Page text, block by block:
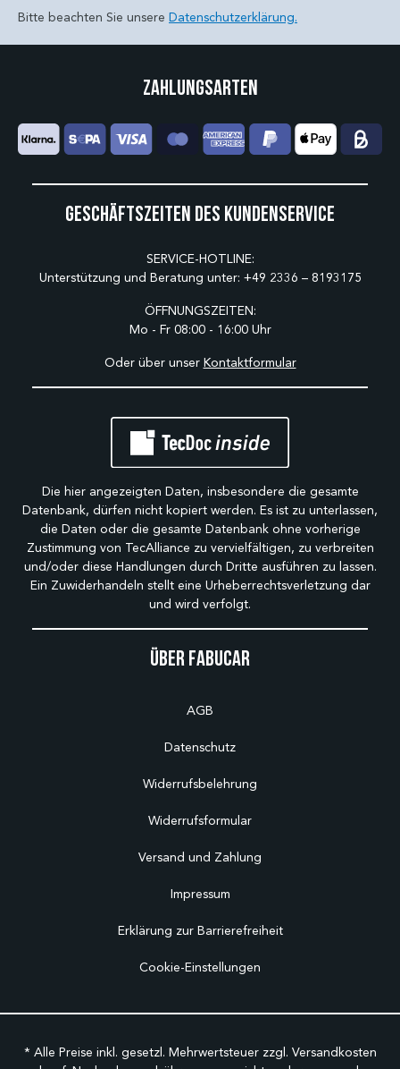
Bitte beachten Sie unsere Datenschutzerklärung.
Über Fabucar
AGB
Datenschutz
Widerrufsbelehrung
Widerrufsformular
Versand und Zahlung
Impressum
Erklärung zur Barrierefreiheit
Cookie-Einstellungen
Geschäftszeiten des Kundenservice
SERVICE-HOTLINE:
Unterstützung und Beratung unter: +49 2336 – 8193175
ÖFFNUNGSZEITEN:
Mo - Fr 08:00 - 16:00 Uhr
Oder über unser Kontaktformular
Zahlungsarten
Die hier angezeigten Daten, insbesondere die gesamte
Datenbank, dürfen nicht kopiert werden. Es ist zu unterlassen,
die Daten oder die gesamte Datenbank ohne vorherige
Zustimmung von TecAlliance zu vervielfältigen, zu verbreiten
und/oder diese Handlungen durch Dritte ausführen zu lassen.
Ein Zuwiderhandeln stellt eine Urheberrechtsverletzung dar
und wird verfolgt.
* Alle Preise inkl. gesetzl. Mehrwertsteuer zzgl. Versandkosten